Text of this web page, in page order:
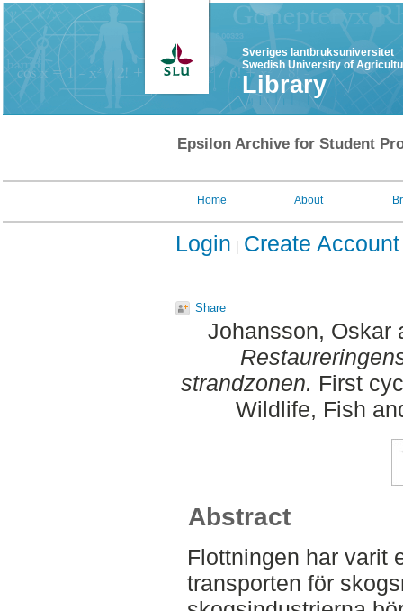
Sveriges lantbruksuniversitet
Swedish University of
Library
Epsilon Archive for Student
Home About
Login Create Account
Share
Johansson, Oskar
strandzonen. First
Wildlife, Fish
Abstract
Flottningen har varit
transporten för